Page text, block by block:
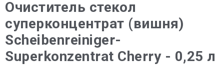
Очиститель стекол
суперконцентрат (вишня)
Scheibenreiniger-
Superkonzentrat Cherry - 0,25 л